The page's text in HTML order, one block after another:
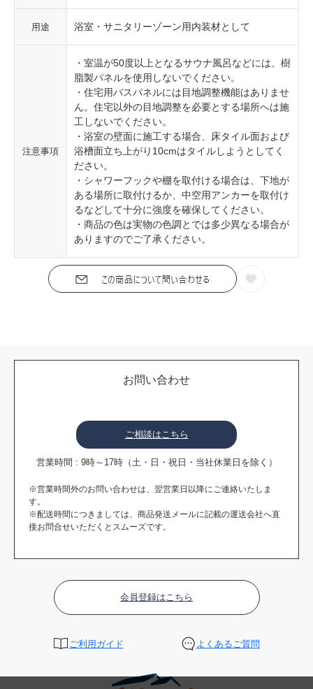
用途 浴室・サニタリーゾーン用内装材として
注意事項
・室温が50度以上となるサウナ風呂などには、樹
脂製パネルを使用しないでください。
・住宅用バスパネルには目地調整機能はありませ
ん。住宅以外の目地調整を必要とする場所へは施
工しないでください。
・浴室の壁面に施工する場合、床タイル面および
浴槽面立ち上がり10cmはタイルしようとしてく
ださい。
・シャワーフックや棚を取付ける場合は、下地が
ある場所に取付けるか、中空用アンカーを取付け
るなどして十分に強度を確保してください。
・商品の色は実物の色調とでは多少異なる場合が
ありますのでご了承ください。
お問い合わせ
ご相談はこちら
営業時間 : 9時～17時（土・日・祝日・当社休業日を除く）
※営業時間外のお問い合わせは、翌営業日以降にご連絡いたしま
す。
※配送時間につきましては、商品発送メールに記載の運送会社へ直
接お問合せいただくとスムーズです。
会員登録はこちら
ご利用ガイド よくあるご質問